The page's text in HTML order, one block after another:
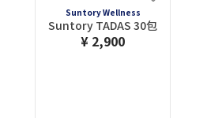
Suntory Wellness
Suntory TADAS 30包
¥ 2,900